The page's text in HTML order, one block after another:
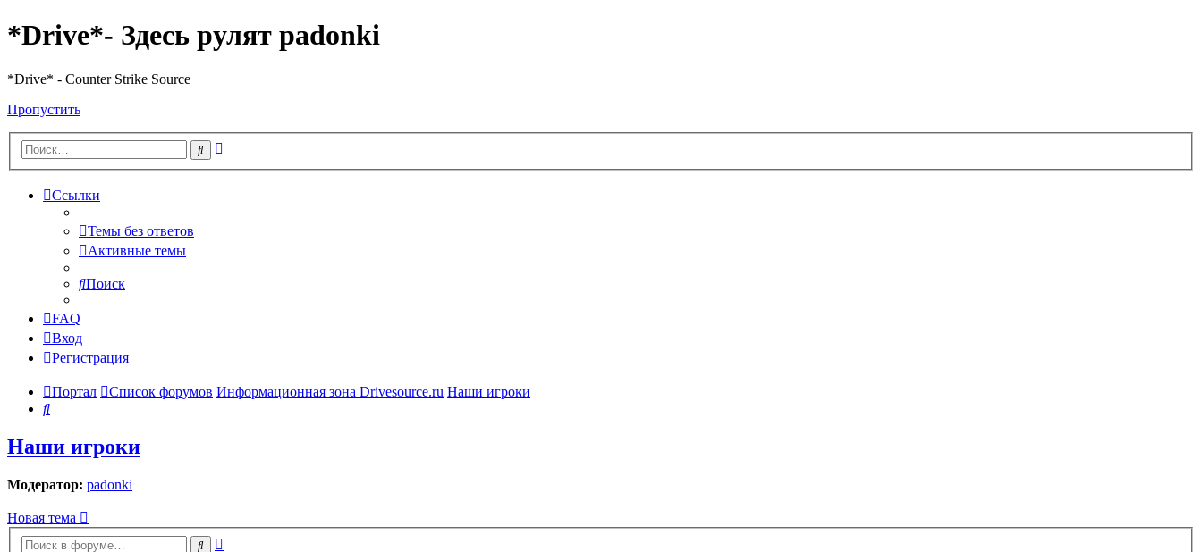
*Drive*- Здесь рулят padonki
*Drive* - Counter Strike Source
Пропустить
Поиск
Ссылки
Темы без ответов
Активные темы
Поиск
FAQ
Вход
Регистрация
Портал Список форумов Информационная зона Drivesource.ru Наши игроки
Поиск
Наши игроки
Модератор: padonki
Новая тема
Поиск